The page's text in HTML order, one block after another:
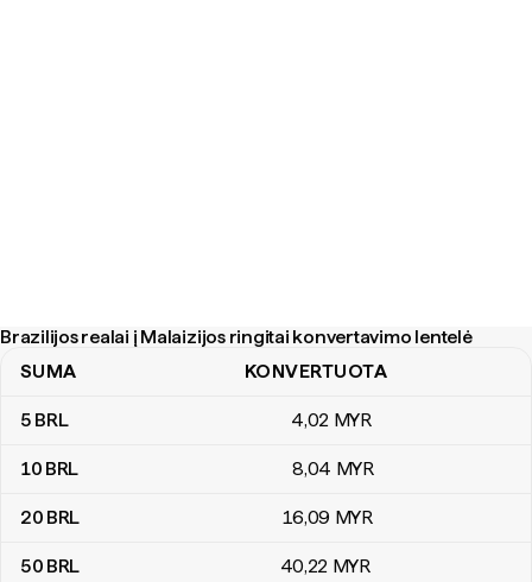
Brazilijos realai į Malaizijos ringitai konvertavimo lentelė
Brazilijos realai į Malaizijos ringitai konvertavimo lentelė
SUMA KONVERTUOTA
5 BRL 4,02 MYR
10 BRL 8,04 MYR
20 BRL 16,09 MYR
50 BRL 40,22 MYR